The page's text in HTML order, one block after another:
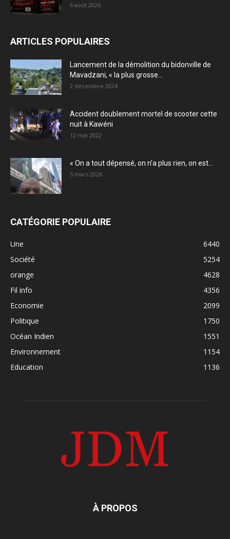
6 août 2026
ARTICLES POPULAIRES
Lancement de la démolition du bidonville de
Mavadzani, « la plus grosse...
2 décembre 2024
Accident doublement mortel de scooter cette
nuit à Kawéni
12 mai 2022
« On a tout dépensé, on n’a plus rien, on est...
5 mars 2026
CATÉGORIE POPULAIRE
Une
6440
Société
5254
orange
4628
Fil info
4356
Economie
2099
Politique
1750
Océan Indien
1551
Environnement
1154
Education
1136
À PROPOS